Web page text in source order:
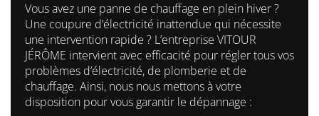
Vous avez une panne de chauffage en plein hiver ?
Une coupure d’électricité inattendue qui nécessite
une intervention rapide ? L’entreprise VITOUR
JÉRÔME intervient avec efficacité pour régler tous vos
problèmes d’électricité, de plomberie et de
chauffage. Ainsi, nous nous mettons à votre
disposition pour vous garantir le dépannage :